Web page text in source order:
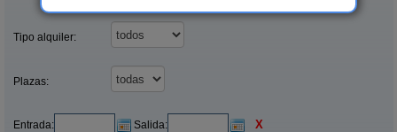
Tipo alquiler:
Plazas:
Entrada: Salida: X